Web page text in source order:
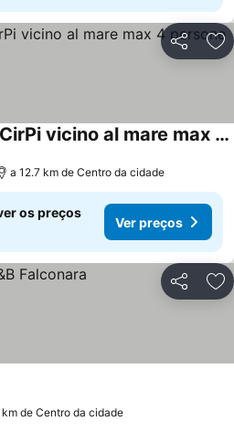
Partilhar
Mini appartamento CirPi vicino al mare max 4 persone
a 12.7 km de Centro da cidade
os preços
Ver preços
Partilhar
km de Centro da cidade